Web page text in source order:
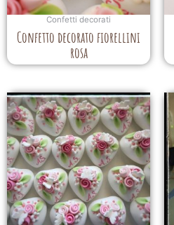
Confetti decorati
Confetto decorato fiorellini
rosa